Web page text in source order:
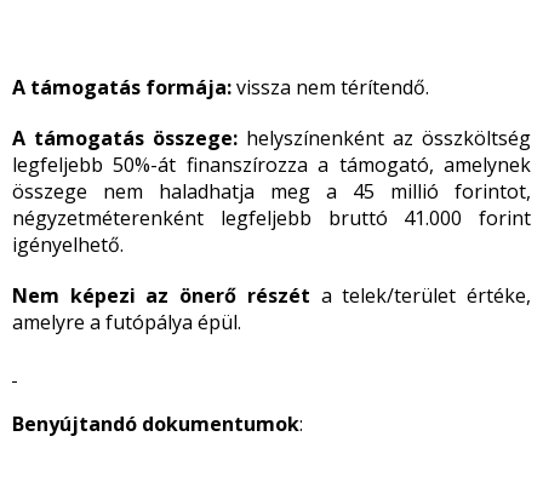
A támogatás formája:vissza nem térítendő.
A támogatás összege: helyszínenként az összköltség
legfeljebb 50%-át finanszírozza a támogató, amelynek
összege nem haladhatja meg a 45 millió forintot,
négyzetméterenként legfeljebb bruttó 41.000 forint
igényelhető.
Nem képezi az önerő részét a telek/terület értéke,
amelyre a futópálya épül.
Benyújtandó dokumentumok: